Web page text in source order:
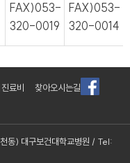
FAX)053-
320-0019
FAX)053-
320-0014
료비 찾아오시는길
동) 대구보건대학교병원 / Tel: